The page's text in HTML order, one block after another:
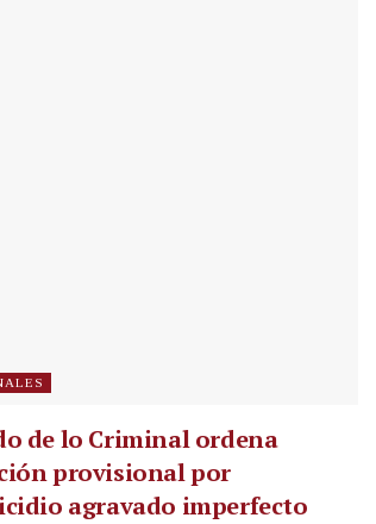
de lo Criminal ordena
provisional por
agravado imperfecto